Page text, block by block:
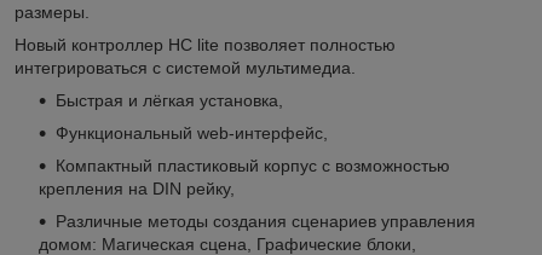
размеры.
Новый контроллер HC lite позволяет полностью
интегрироваться с системой мультимедиа.
Быстрая и лёгкая установка,
Функциональный web-интерфейс,
Компактный пластиковый корпус с возможностью
крепления на DIN рейку,
Различные методы создания сценариев управления
домом: Магическая сцена, Графические блоки,